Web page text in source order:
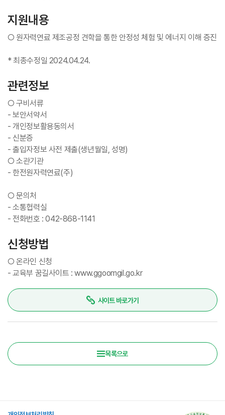
지원내용
○ 원자력연료 제조공정 견학을 통한 안정성 체험 및 에너지 이해 증진
* 최종수정일 2024.04.24.
관련정보
○ 구비서류
- 보안서약서
- 개인정보활용동의서
- 신분증
- 출입자정보 사전 제출(생년월일, 성명)
○ 소관기관
- 한전원자력연료(주)
○ 문의처
- 소통협력실
- 전화번호 : 042-868-1141
신청방법
○ 온라인 신청
- 교육부 꿈길사이트 : www.ggoomgil.go.kr
사이트 바로가기
목록으로